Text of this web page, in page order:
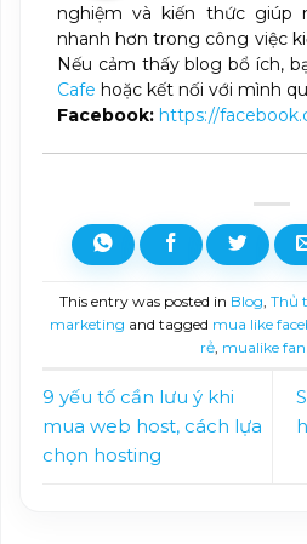
nghiệm và kiến thức giúp
nhanh hơn trong công việc
Nếu cảm thấy blog bổ ích,
Cafe hoặc kết nối với mình
Facebook: https://
This entry was posted in Blog Thủ
marketing and tagged mua like
rẻ, mualike
9 yếu tố cần lưu ý khi
mua web host, cách lựa
chọn hosting